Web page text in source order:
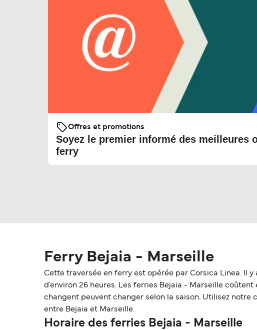
Offres et promotions
Soyez le premier informé des meilleures
ferry
Ferry Bejaia - Marseille
Cette traversée en ferry est opérée par Corsica Linea. Il
d'environ 26 heures. Les ferries Bejaia - Marseille
changent peuvent changer selon la saison. Utilisez
entre Bejaia et Marseille.
Horaire des ferries Bejaia - Marseille